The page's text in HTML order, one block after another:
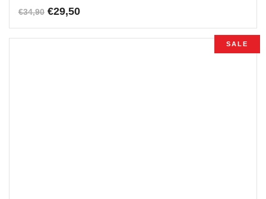
€34,90 Oorspronkelijke
was:
€29,50Huidige
is:
SALE